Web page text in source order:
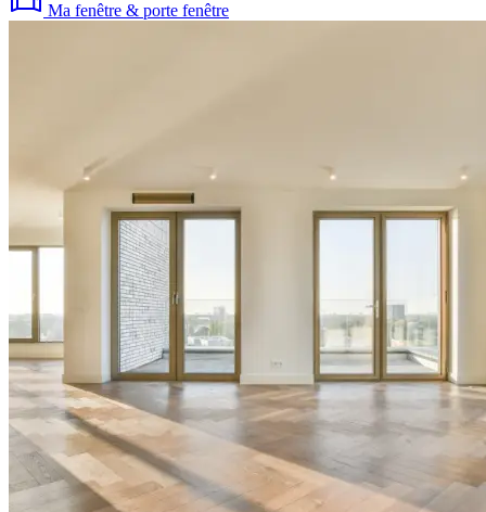
Ma fenêtre & porte fenêtre